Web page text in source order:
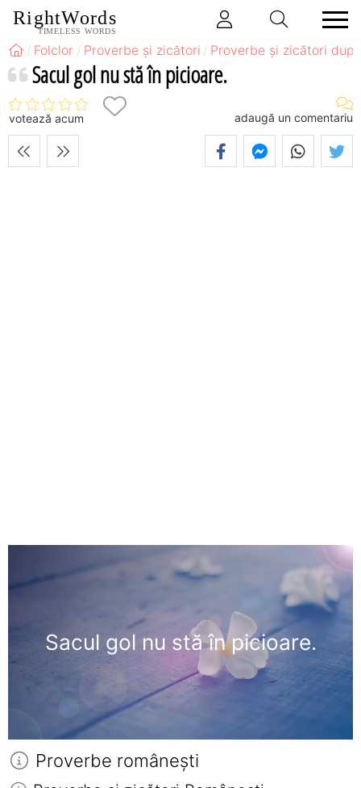
RightWords
TIMELESS WORDS
Folclor Proverbe și zicători Proverbe și zicători
Sacul gol nu stă în picioare.
votează acum adaugă un comentariu
Sacul gol nu stă în picioare.
Proverbe româneşti